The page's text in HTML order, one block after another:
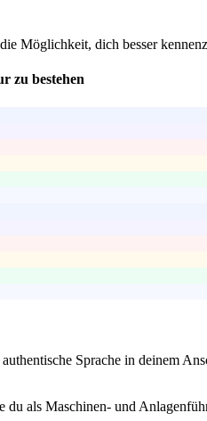
Möglichkeit, dich besser
zu bestehen
Sprache in deinem
du als Maschinen- und